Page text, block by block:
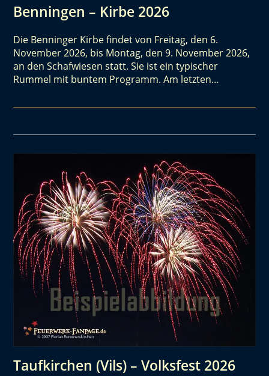
Benningen – Kirbe 2026
Die Benninger Kirbe findet von Freitag, den 6.
November 2026, bis Montag, den 9. November 2026,
an den Schafwiesen statt. Sie ist ein typischer
Rummel mit buntem Programm. Am letzten…
Taufkirchen (Vils) – Volksfest 2026